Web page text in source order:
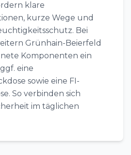
klare
kurze Wege und
Bei
Grünhain-Beierfeld
Komponenten ein
eine
sowie eine FI-
So verbinden sich
im täglichen